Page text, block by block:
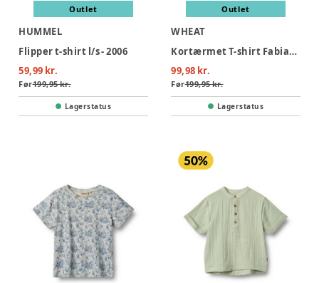
Outlet
HUMMEL
Flipper t-shirt l/s - 2006
59,99 kr.
Før199,95 kr.
Lagerstatus
Outlet
WHEAT
Kortærmet T-shirt Fabian - 9432
99,98 kr.
Før199,95 kr.
Lagerstatus